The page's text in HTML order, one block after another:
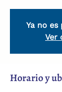
Ya no
Ver
Horario y